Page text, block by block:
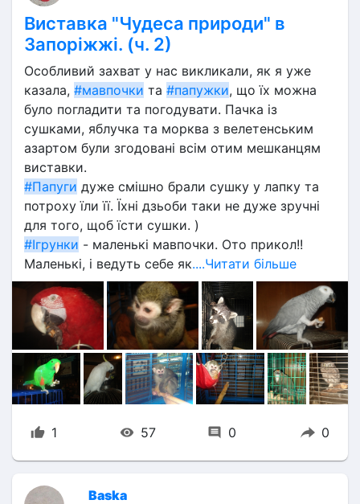
Виставка "Чудеса природи" в
Запоріжжі. (ч. 2)
Особливий захват у нас викликали, як я уже
казала, #мавпочки та #папужки, що їх можна
було погладити та погодувати. Пачка із
сушками, яблучка та морква з велетенським
азартом були згодовані всім отим мешканцям
виставки.
#Папуги дуже смішно брали сушку у лапку та
потроху їли її. Їхні дзьоби таки не дуже зручні
для того, щоб їсти сушки. )
#Ігрунки - маленькі мавпочки. Ото прикол!!
Маленькі, і ведуть себе як....Читати більше
1 57 0 0
Baska